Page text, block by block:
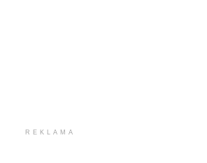
REKLAMA